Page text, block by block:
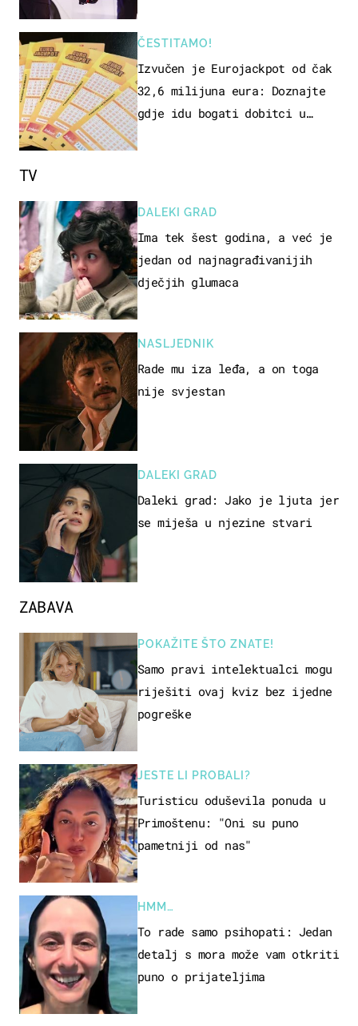
ČESTITAMO!
Izvučen je Eurojackpot od čak
32,6 milijuna eura: Doznajte
gdje idu bogati dobitci u
ZABAVA
POKAŽITE ŠTO ZNATE!
Samo pravi intelektualci mogu
riješiti ovaj kviz bez ijedne
pogreške
JESTE LI PROBALI?
Turisticu oduševila ponuda u
Primoštenu: "Oni su puno
pametniji od nas"
HMM…
To rade samo psihopati: Jedan
detalj s mora može vam otkriti
puno o prijateljima
TV
DALEKI GRAD
Ima tek šest godina, a već je
jedan od najnagrađivanijih
dječjih glumaca
NASLJEDNIK
Rade mu iza leđa, a on toga
nije svjestan
DALEKI GRAD
Daleki grad: Jako je ljuta jer
se miješa u njezine stvari